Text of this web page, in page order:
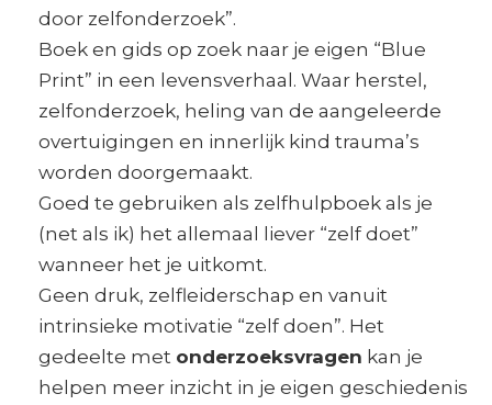
door zelfonderzoek”.
Boek en gids op zoek naar je eigen “Blue
Print” in een levensverhaal. Waar herstel,
zelfonderzoek, heling van de aangeleerde
overtuigingen en innerlijk kind trauma’s
worden doorgemaakt.
Goed te gebruiken als zelfhulpboek als je
(net als ik) het allemaal liever “zelf doet”
wanneer het je uitkomt.
Geen druk, zelfleiderschap en vanuit
intrinsieke motivatie “zelf doen”. Het
gedeelte met onderzoeksvragen kan je
helpen meer inzicht in je eigen geschiedenis